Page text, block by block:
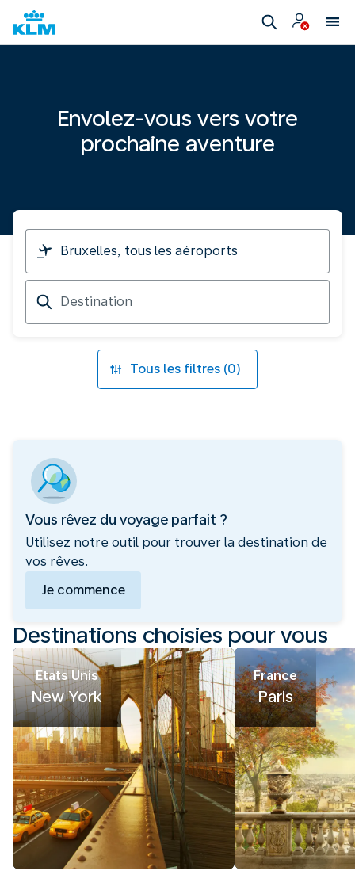
Envolez-vous vers votre
prochaine aventure
Je
pars
de
Destination
Tous les filtres (0)
Vous rêvez du voyage parfait ?
Utilisez notre outil pour trouver la destination de
vos rêves.
Je commence
Destinations choisies pour vous
Etats Unis
New York
France
Paris